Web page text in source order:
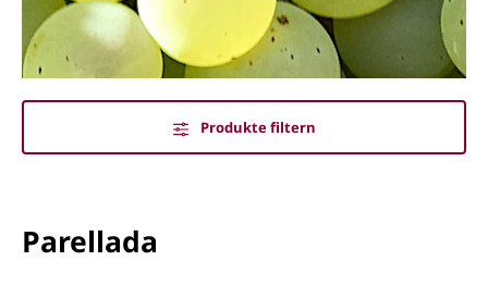
Produkte filtern
Parellada